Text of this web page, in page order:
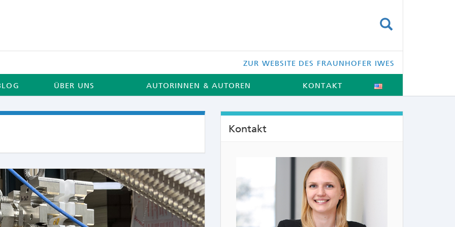
ZUR WEBSITE DES FRAUNHOFER IWES
ÜBER UNS AUTORINNEN & AUTOREN KONTAKT
COMMENTS:
Kontakt